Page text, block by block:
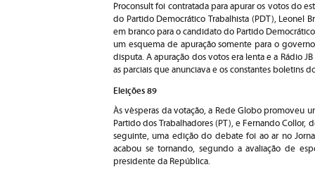
Proconsult foi contratada para apurar os votos do
do Partido Democrático Trabalhista (PDT), Leonel
em branco para o candidato do Partido
um esquema de apuração somente para o
disputa. A apuração dos votos era lenta e a Rádio
as parciais que anunciava e os constantes boletins
Eleições 89
Às vésperas da votação, a Rede Globo promoveu
Partido dos Trabalhadores (PT), e Fernando Collor,
seguinte, uma edição do debate foi ao ar no
acabou se tornando, segundo a avaliação de
presidente da República.